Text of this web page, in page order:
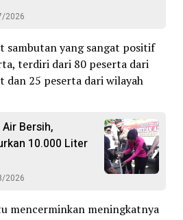
2026
sambutan yang sangat positif
terdiri dari 80 peserta dari
dan 25 peserta dari wilayah
Bersih,
10.000 Liter
2026
mencerminkan meningkatnya